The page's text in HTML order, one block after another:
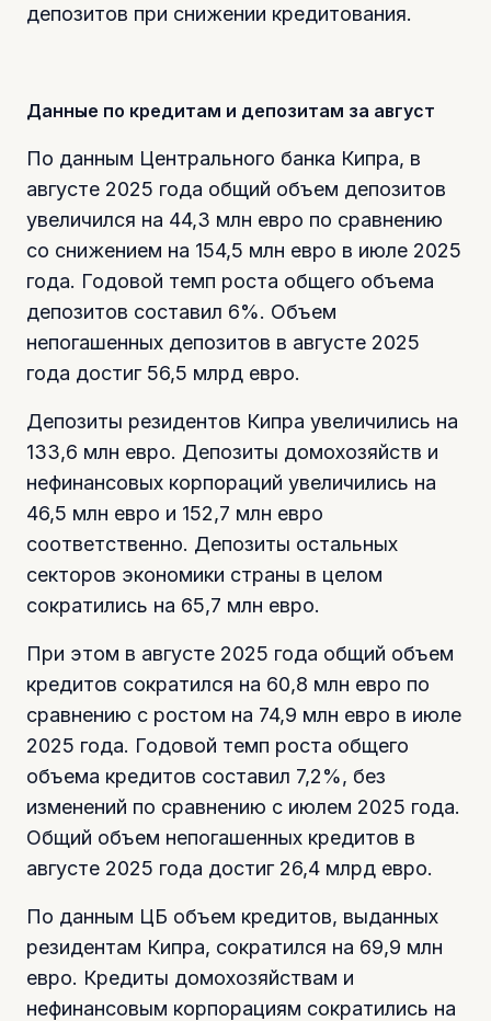
депозитов при снижении кредитования.
Данные по кредитам и депозитам за август
По данным Центрального банка Кипра, в
августе 2025 года общий объем депозитов
увеличился на 44,3 млн евро по сравнению
со снижением на 154,5 млн евро в июле 2025
года. Годовой темп роста общего объема
депозитов составил 6%. Объем
непогашенных депозитов в августе 2025
года достиг 56,5 млрд евро.
Депозиты резидентов Кипра увеличились на
133,6 млн евро. Депозиты домохозяйств и
нефинансовых корпораций увеличились на
46,5 млн евро и 152,7 млн евро
соответственно. Депозиты остальных
секторов экономики страны в целом
сократились на 65,7 млн евро.
При этом в августе 2025 года общий объем
кредитов сократился на 60,8 млн евро по
сравнению с ростом на 74,9 млн евро в июле
2025 года. Годовой темп роста общего
объема кредитов составил 7,2%, без
изменений по сравнению с июлем 2025 года.
Общий объем непогашенных кредитов в
августе 2025 года достиг 26,4 млрд евро.
По данным ЦБ объем кредитов, выданных
резидентам Кипра, сократился на 69,9 млн
евро. Кредиты домохозяйствам и
нефинансовым корпорациям сократились на